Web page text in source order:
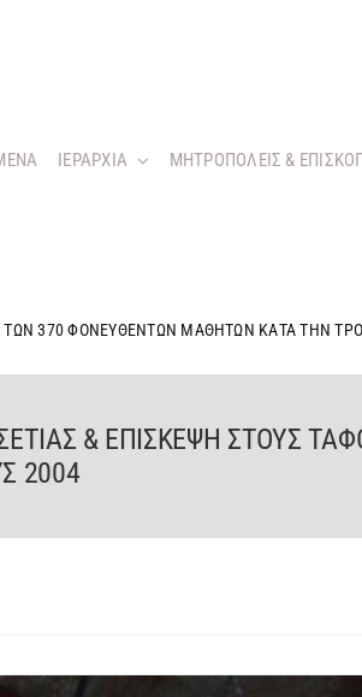
ΙΕΡΑΡΧΙΑ ΜΗΤΡΟΠΟΛΕΙΣ &
370 ΦΟΝΕΥΘΕΝΤΩΝ ΜΑΘΗΤΩΝ ΚΑΤΑ ΤΗΝ
& ΕΠΙΣΚΕΨΗ ΣΤΟΥΣ
2004